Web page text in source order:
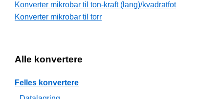
Konverter mikrobar til ton-kraft (lang)/kvadratfot
Konverter mikrobar til torr
Alle konvertere
Felles konvertere